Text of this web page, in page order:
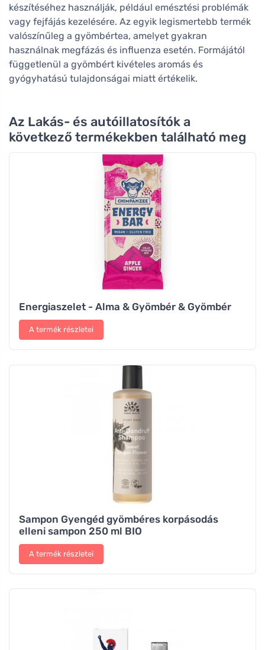
készítéséhez használják, például emésztési problémák
vagy fejfájás kezelésére. Az egyik legismertebb termék
valószínűleg a gyömbértea, amelyet gyakran
használnak megfázás és influenza esetén. Formájától
függetlenül a gyömbért kivételes aromás és
gyógyhatású tulajdonságai miatt értékelik.
Az Lakás- és autóillatosítók a
következő termékekben található meg
Energiaszelet - Alma & Gyömbér & Gyömbér
A termék részletei
Sampon Gyengéd gyömbéres korpásodás
elleni sampon 250 ml BIO
A termék részletei